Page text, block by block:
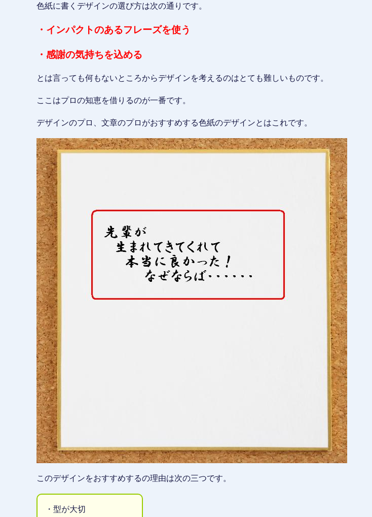
色紙に書くデザインの選び方は次の通りです。
・インパクトのあるフレーズを使う
・感謝の気持ちを込める
とは言っても何もないところからデザインを考えるのはとても難しいものです。
ここはプロの知恵を借りるのが一番です。
デザインのプロ、文章のプロがおすすめする色紙のデザインとはこれです。
このデザインをおすすめするの理由は次の三つです。
・型が大切